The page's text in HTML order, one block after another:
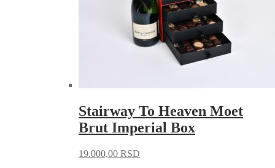
Stairway To Heaven Moet
Brut Imperial Box
19.000,00 RSD